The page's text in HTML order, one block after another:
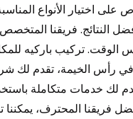
اختيار الأنواع
النتائج. فريقنا
الوقت. تركيب باركيه
في رأس الخيمة، تقدم
لك خدمات متكاملة
فريقنا المحترف، يمكننا